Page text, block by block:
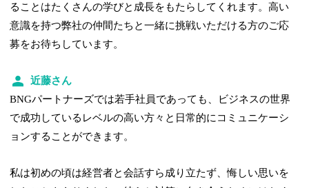
ることはたくさんの学びと成長をもたらしてくれます。高い
意識を持つ弊社の仲間たちと一緒に挑戦いただける方のご応
募をお待ちしています。
近藤さん
BNGパートナーズでは若手社員であっても、ビジネスの世界
で成功しているレベルの高い方々と日常的にコミュニケーシ
ョンすることができます。
私は初めの頃は経営者と会話すら成り立たず、悔しい思いを